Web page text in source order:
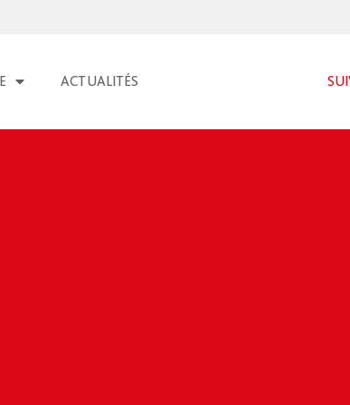
ACTUALITÉS